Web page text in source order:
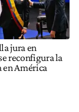
jura en
reconfigura la
América